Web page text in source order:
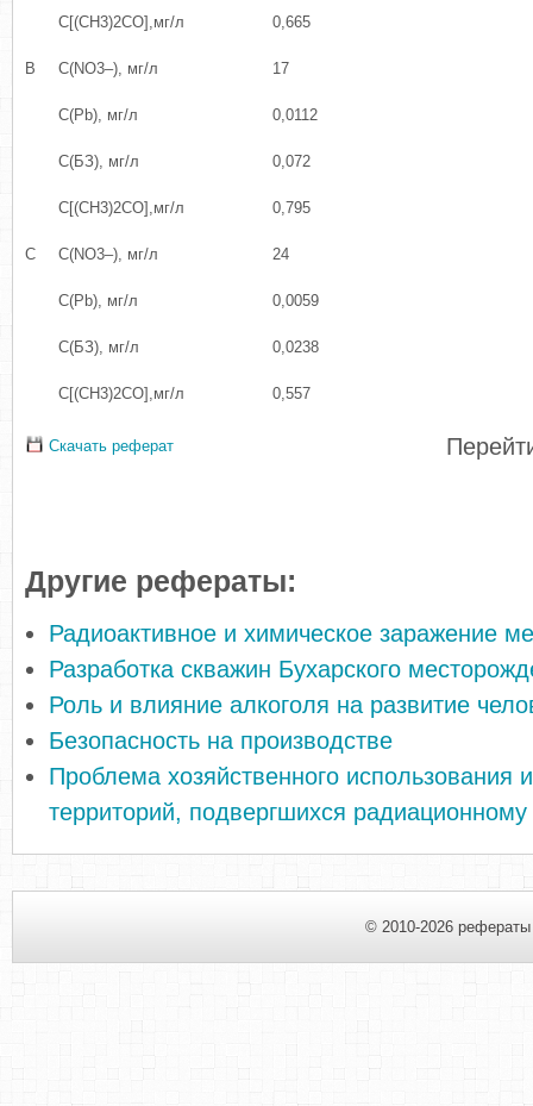
C[(CH3)2CO],мг/л 0,665
В С(NО3–), мг/л 17
C(Pb), мг/л 0,0112
C(БЗ), мг/л 0,072
C[(CH3)2CO],мг/л 0,795
С С(NО3–), мг/л 24
C(Pb), мг/л 0,0059
C(БЗ), мг/л 0,0238
C[(CH3)2CO],мг/л 0,557
Скачать реферат
Другие рефераты:
Радиоактивное и химическое заражение
Разработка скважин Бухарского
Роль и влияние алкоголя на развитие
Безопасность на производстве
Проблема хозяйственного использования
территорий, подвергшихся
© 2010-2026 рефераты